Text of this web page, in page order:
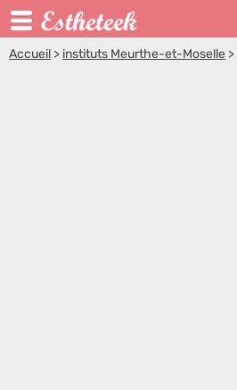
Accueil > instituts Meurthe-et-Moselle >